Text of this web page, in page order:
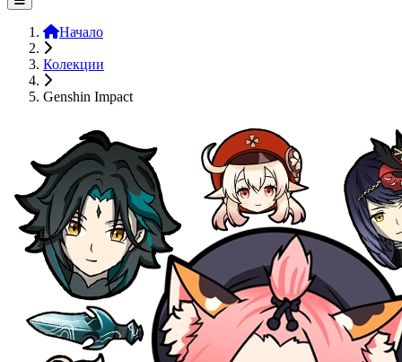
Начало
Колекции
Genshin Impact